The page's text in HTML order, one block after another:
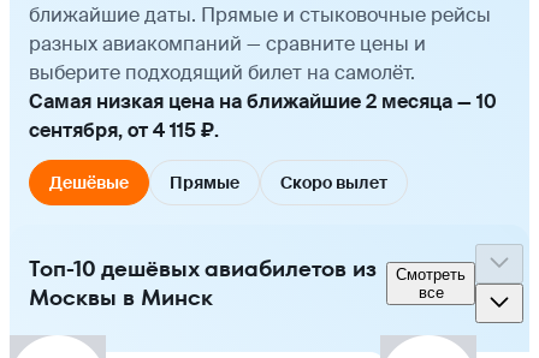
ближайшие даты. Прямые и стыковочные рейсы
разных авиакомпаний — сравните цены и
выберите подходящий билет на самолёт.
Самая низкая цена на ближайшие 2 месяца — 10
сентября, от 4 115 ₽.
Дешёвые Прямые Скоро вылет
Топ-10 дешёвых авиабилетов из
Москвы в Минск
Смотреть
все